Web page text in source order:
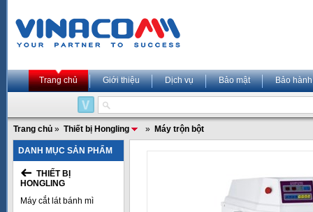
Trang chủ Giới thiệu Dịch vụ Bảo mật Bảo hành
Trang chủ » Thiết bị Hongling » Máy trộn bột
DANH MỤC SẢN PHẨM
THIẾT BỊ
HONGLING
Máy cắt lát bánh mì